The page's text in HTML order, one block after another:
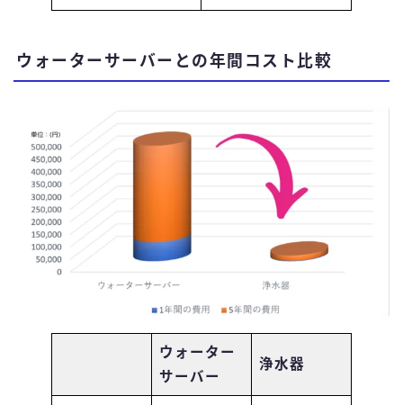
ウォーターサーバーとの年間コスト比較
ウォーター
サーバー
浄水器